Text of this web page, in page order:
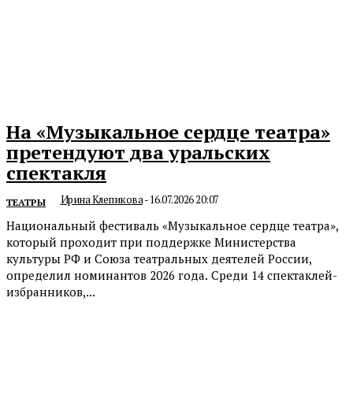
На «Музыкальное сердце театра»
претендуют два уральских
спектакля
ТЕАТРЫ Ирина Клепикова- 16.07.2026 20:07
Национальный фестиваль «Музыкальное сердце театра»,
который проходит при поддержке Министерства
культуры РФ и Союза театральных деятелей России,
определил номинантов 2026 года. Среди 14 спектаклей-
избранников,...